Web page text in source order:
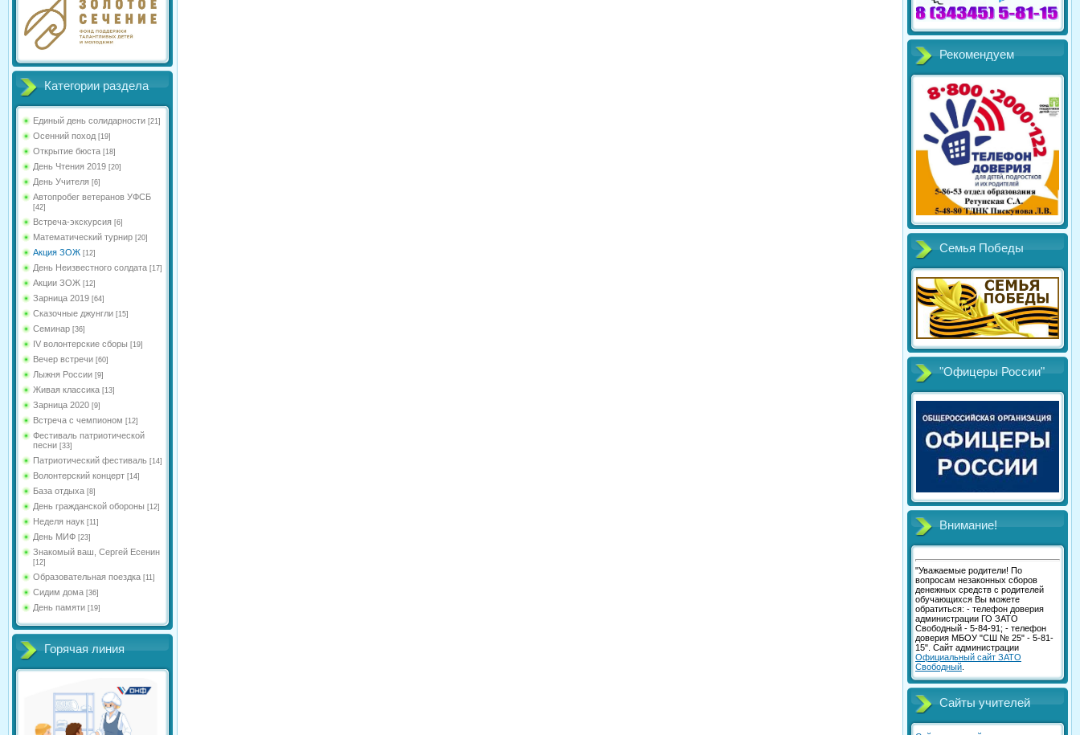
Категории раздела
Единый день солидарности [21]
Осенний поход [19]
Открытие бюста [18]
День Чтения 2019 [20]
День Учителя [6]
Автопробег ветеранов УФСБ
[42]
Встреча-экскурсия [6]
Математический турнир [20]
Акция ЗОЖ [12]
День Неизвестного солдата [17]
Акции ЗОЖ [12]
Зарница 2019 [64]
Сказочные джунгли [15]
Семинар [36]
IV волонтерские сборы [19]
Вечер встречи [60]
Лыжня России [9]
Живая классика [13]
Зарница 2020 [9]
Встреча с чемпионом [12]
Фестиваль патриотической
песни [33]
Патриотический фестиваль [14]
Волонтерский концерт [14]
База отдыха [8]
День гражданской обороны [12]
Неделя наук [11]
День МИФ [23]
Знакомый ваш, Сергей Есенин
[12]
Образовательная поездка [11]
Сидим дома [36]
День памяти [19]
Горячая линия
Рекомендуем
Семья Победы
"Офицеры России"
Внимание!
"Уважаемые родители! По
вопросам незаконных сборов
денежных средств с родителей
обучающихся Вы можете
обратиться: - телефон доверия
администрации ГО ЗАТО
Свободный - 5-84-91; - телефон
доверия МБОУ "СШ № 25" - 5-81-
15". Сайт администрации
Официальный сайт ЗАТО
Свободный
Сайты учителей